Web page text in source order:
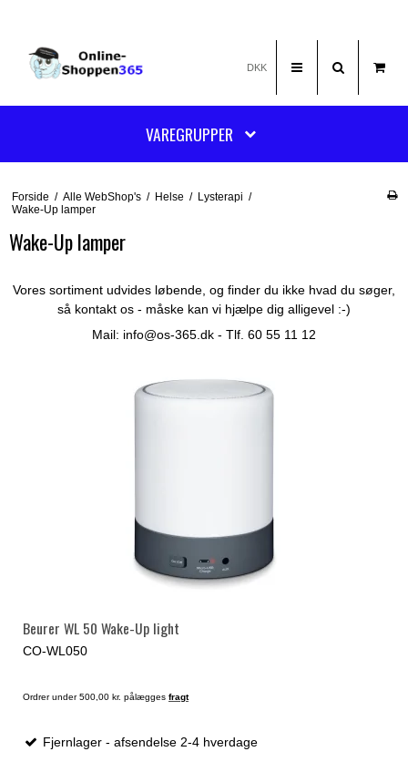
DKK
VAREGRUPPER
Forside / Alle WebShop's / Helse / Lysterapi /
Wake-Up lamper
Wake-Up lamper
Vores sortiment udvides løbende, og finder du ikke hvad du søger,
så kontakt os - måske kan vi hjælpe dig alligevel :-)
Mail: info@os-365.dk - Tlf. 60 55 11 12
Beurer WL 50 Wake-Up light
CO-WL050
Ordrer under 500,00 kr. pålægges fragt
Fjernlager - afsendelse 2-4 hverdage